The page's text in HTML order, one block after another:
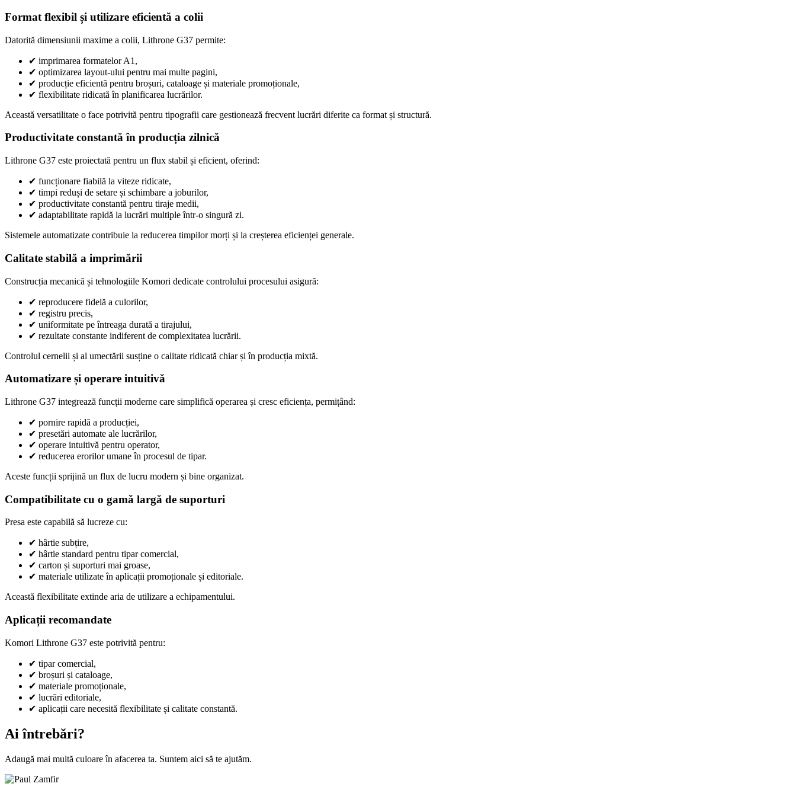
Format flexibil și utilizare eficientă a colii
Datorită dimensiunii maxime a colii, Lithrone G37 permite:
✔ imprimarea formatelor A1,
✔ optimizarea layout-ului pentru mai multe pagini,
✔ producție eficientă pentru broșuri, cataloage și materiale promoționale,
✔ flexibilitate ridicată în planificarea lucrărilor.
Această versatilitate o face potrivită pentru tipografii care gestionează frecvent lucrări diferite ca format și structură.
Productivitate constantă în producția zilnică
Lithrone G37 este proiectată pentru un flux stabil și eficient, oferind:
✔ funcționare fiabilă la viteze ridicate,
✔ timpi reduși de setare și schimbare a joburilor,
✔ productivitate constantă pentru tiraje medii,
✔ adaptabilitate rapidă la lucrări multiple într-o singură zi.
Sistemele automatizate contribuie la reducerea timpilor morți și la creșterea eficienței generale.
Calitate stabilă a imprimării
Construcția mecanică și tehnologiile Komori dedicate controlului procesului asigură:
✔ reproducere fidelă a culorilor,
✔ registru precis,
✔ uniformitate pe întreaga durată a tirajului,
✔ rezultate constante indiferent de complexitatea lucrării.
Controlul cernelii și al umectării susține o calitate ridicată chiar și în producția mixtă.
Automatizare și operare intuitivă
Lithrone G37 integrează funcții moderne care simplifică operarea și cresc eficiența, permițând:
✔ pornire rapidă a producției,
✔ presetări automate ale lucrărilor,
✔ operare intuitivă pentru operator,
✔ reducerea erorilor umane în procesul de tipar.
Aceste funcții sprijină un flux de lucru modern și bine organizat.
Compatibilitate cu o gamă largă de suporturi
Presa este capabilă să lucreze cu:
✔ hârtie subțire,
✔ hârtie standard pentru tipar comercial,
✔ carton și suporturi mai groase,
✔ materiale utilizate în aplicații promoționale și editoriale.
Această flexibilitate extinde aria de utilizare a echipamentului.
Aplicații recomandate
Komori Lithrone G37 este potrivită pentru:
✔ tipar comercial,
✔ broșuri și cataloage,
✔ materiale promoționale,
✔ lucrări editoriale,
✔ aplicații care necesită flexibilitate și calitate constantă.
Ai întrebări?
Adaugă mai multă culoare în afacerea ta. Suntem aici să te ajutăm.